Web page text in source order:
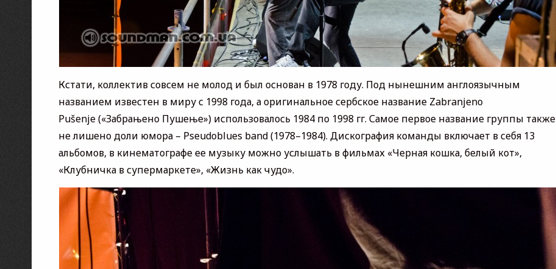
Кстати, коллектив совсем не молод и был основан в 1978 году. Под нынешним англоязычным
названием известен в миру с 1998 года, а оригинальное сербское название Zabranjeno
Pušenje («Забрањено Пушење») использовалось 1984 по 1998 гг. Самое первое название группы также
не лишено доли юмора – Pseudoblues band (1978–1984). Дискография команды включает в себя 13
альбомов, в кинематографе ее музыку можно услышать в фильмах «Черная кошка, белый кот»,
«Клубничка в супермаркете», «Жизнь как чудо».